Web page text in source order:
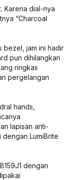
Karena dial-nya
“Charcoal
bezel, jam ini hadir
pun dihilangkan
ringkas
pergelangan
hands,
lapisan anti-
LumiBrite
dengan